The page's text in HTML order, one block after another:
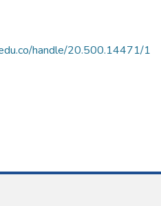
handle/20.500.14471/1